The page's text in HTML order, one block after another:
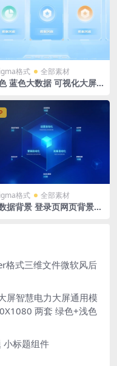
格式 全部素材
蓝色大数据 可视化大屏t
宽屏 figma格式
格式 全部素材
据背景 登录页网页背景
格式三维文件微软风后
屏智慧电力大屏通用模
两套 绿色+浅色
小标题组件